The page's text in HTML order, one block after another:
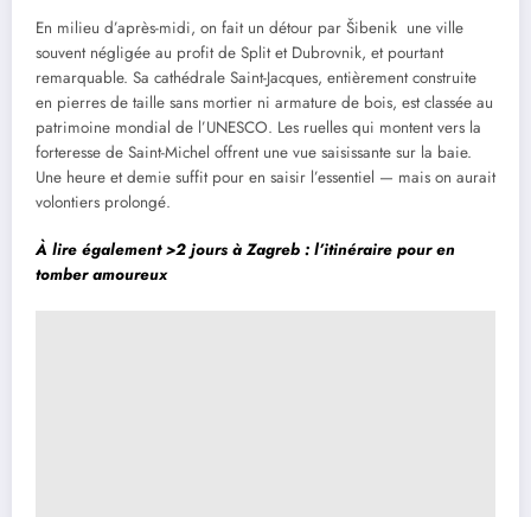
En milieu d’après-midi, on fait un détour par Šibenik une ville
souvent négligée au profit de Split et Dubrovnik, et pourtant
remarquable. Sa cathédrale Saint-Jacques, entièrement construite
en pierres de taille sans mortier ni armature de bois, est classée au
patrimoine mondial de l’UNESCO. Les ruelles qui montent vers la
forteresse de Saint-Michel offrent une vue saisissante sur la baie.
Une heure et demie suffit pour en saisir l’essentiel — mais on aurait
volontiers prolongé.
À lire également >2 jours à Zagreb : l’itinéraire pour en
tomber amoureux